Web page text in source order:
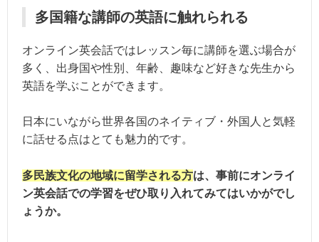
多国籍な講師の英語に触れられる
オンライン英会話ではレッスン毎に講師を選ぶ場合が
多く、出身国や性別、年齢、趣味など好きな先生から
英語を学ぶことができます。
日本にいながら世界各国のネイティブ・外国人と気軽
に話せる点はとても魅力的です。
多民族文化の地域に留学される方は、事前にオンライ
ン英会話での学習をぜひ取り入れてみてはいかがでし
ょうか。